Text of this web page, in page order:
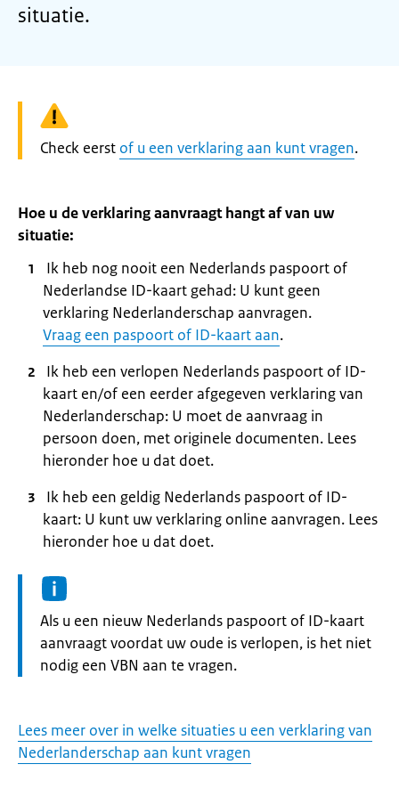
situatie.
Waarschuwing:
Check eerst of u een verklaring aan kunt vragen.
Hoe u de verklaring aanvraagt hangt af van uw
situatie:
Ik heb nog nooit een Nederlands paspoort of
Nederlandse ID-kaart gehad: U kunt geen
verklaring Nederlanderschap aanvragen.
Vraag een paspoort of ID-kaart aan.
Ik heb een verlopen Nederlands paspoort of ID-
kaart en/of een eerder afgegeven verklaring van
Nederlanderschap: U moet de aanvraag in
persoon doen, met originele documenten. Lees
hieronder hoe u dat doet.
Ik heb een geldig Nederlands paspoort of ID-
kaart: U kunt uw verklaring online aanvragen. Lees
hieronder hoe u dat doet.
Informatie:
Als u een nieuw Nederlands paspoort of ID-kaart
aanvraagt voordat uw oude is verlopen, is het niet
nodig een VBN aan te vragen.
Lees meer over in welke situaties u een verklaring van
Nederlanderschap aan kunt vragen